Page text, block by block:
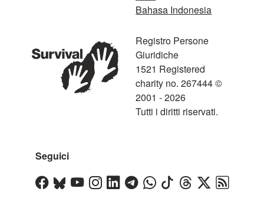
Bahasa Indonesia
Seguici
Registro Persone
Giuridiche
1521 Registered
charity no. 267444 ©
2001 - 2026
Tutti i diritti riservati.